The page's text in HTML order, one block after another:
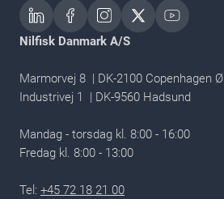
Nilfisk Danmark A/S
Marmorvej 8 | DK-2100 Copenhagen Ø
Industrivej 1 | DK-9560 Hadsund
Mandag - torsdag kl. 8:00 - 16:00
Fredag kl. 8:00 - 13:00​
Tel: +45 72 18 21 00